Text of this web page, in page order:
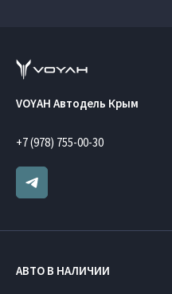
VOYAH Автодель Крым
+7 (978) 755-00-30
АВТО В НАЛИЧИИ